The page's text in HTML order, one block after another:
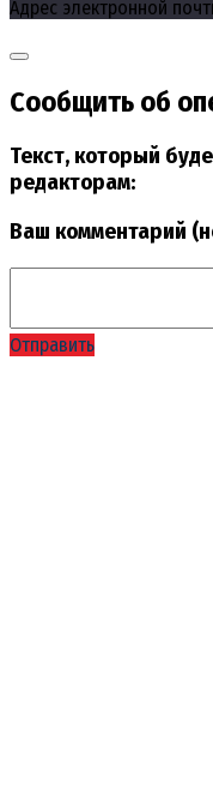
Адрес электронной
Сообщить об
Текст, который
редакторам:
Ваш комментарий
Отправить